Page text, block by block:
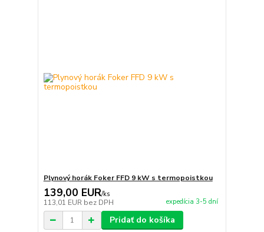
Plynový horák Foker FFD 9 kW s termopoistkou
139,00 EUR/ks
113,01 EUR bez DPH expedícia 3-5 dní
Pridať do košíka